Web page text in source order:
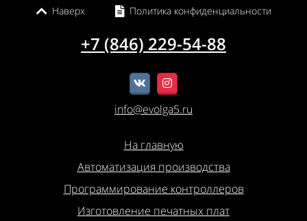
Наверх Политика конфиденциальности
+7 (846) 229-54-88
info@evolga5.ru
На главную
Автоматизация производства
Программирование контроллеров
Изготовление печатных плат